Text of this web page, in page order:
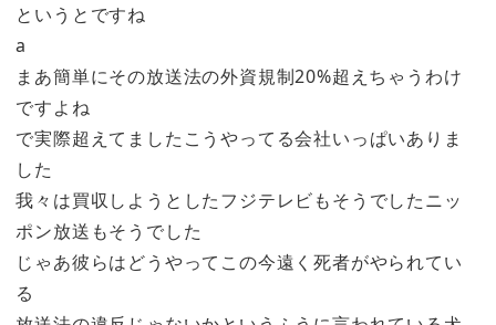
というとですね
a
まあ簡単にその放送法の外資規制20%超えちゃうわけ
ですよね
で実際超えてましたこうやってる会社いっぱいありま
した
我々は買収しようとしたフジテレビもそうでしたニッ
ポン放送もそうでした
じゃあ彼らはどうやってこの今遠く死者がやられてい
る